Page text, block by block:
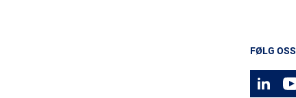
FØLG OSS